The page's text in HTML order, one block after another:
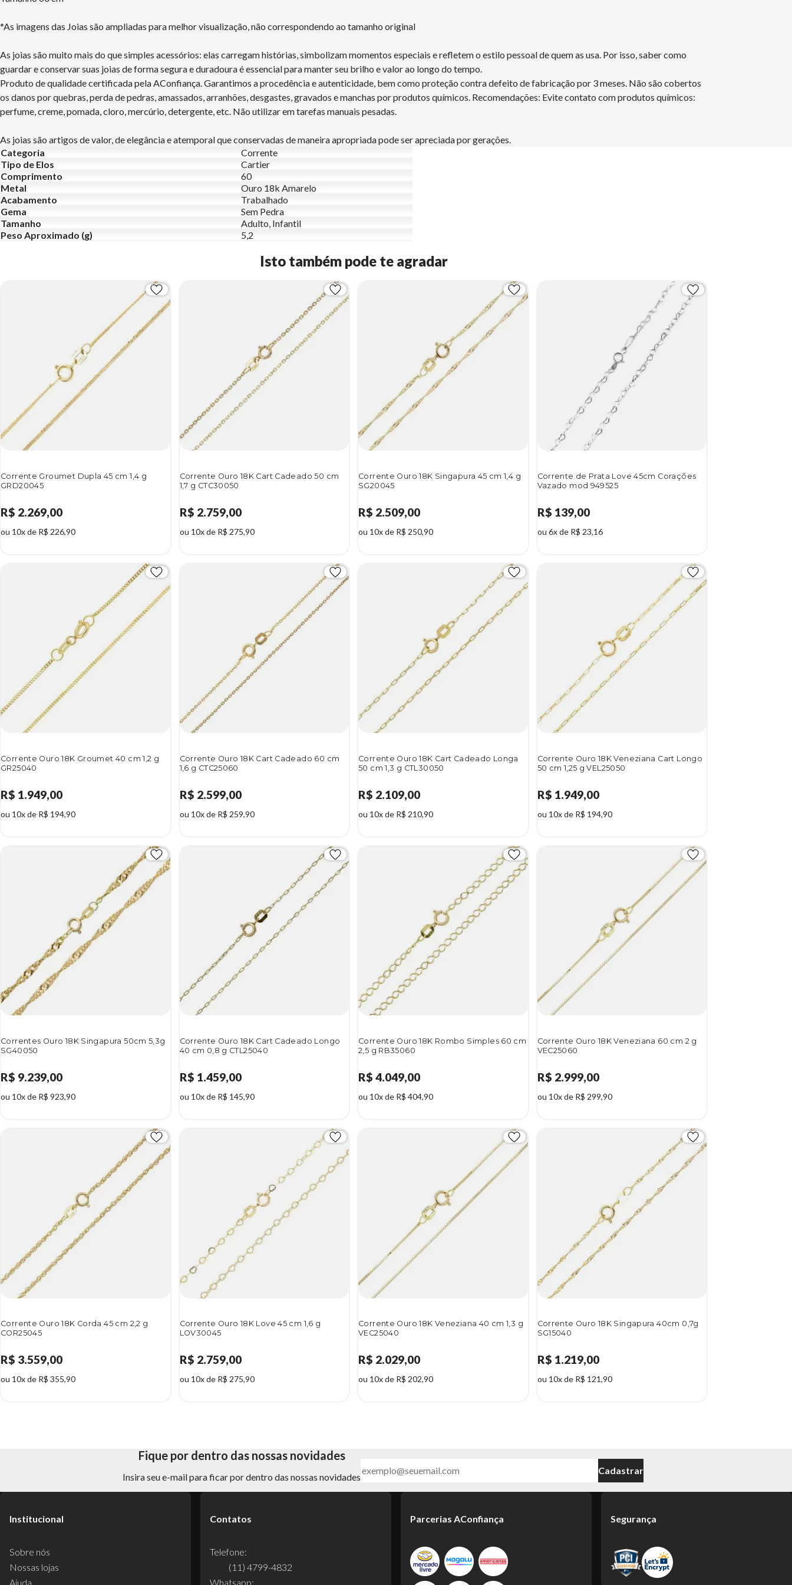
*As imagens das Joias são ampliadas para melhor visualização, não correspondendo ao tamanho original
As joias são muito mais do que simples acessórios: elas carregam histórias, simbolizam momentos especiais e refletem o estilo pessoal de quem as usa. Por isso, saber como
guardar e conservar suas joias de forma segura e duradoura é essencial para manter seu brilho e valor ao longo do tempo.
Produto de qualidade certificada pela AConfiança. Garantimos a procedência e autenticidade, bem como proteção contra defeito de fabricação por 3 meses. Não são cobertos
os danos por quebras, perda de pedras, amassados, arranhões, desgastes, gravados e manchas por produtos químicos. Recomendações: Evite contato com produtos químicos:
perfume, creme, pomada, cloro, mercúrio, detergente, etc. Não utilizar em tarefas manuais pesadas.
As joias são artigos de valor, de elegância e atemporal que conservadas de maneira apropriada pode ser apreciada por gerações.
Categoria
Corrente
Tipo de Elos
Cartier
Comprimento
60
Metal
Ouro 18k Amarelo
Acabamento
Trabalhado
Gema
Sem Pedra
Tamanho
Adulto, Infantil
Peso Aproximado (g)
5,2
Isto também pode te agradar
Corrente Groumet Dupla 45 cm 1,4 g
GRD20045
R$ 2.269,00
ou 10x de R$ 226,90
Corrente Ouro 18K Cart Cadeado 50 cm
1,7 g CTC30050
R$ 2.759,00
ou 10x de R$ 275,90
Corrente Ouro 18K Singapura 45 cm 1,4 g
SG20045
R$ 2.509,00
ou 10x de R$ 250,90
Corrente de Prata Love 45cm Corações
Vazado mod 949525
R$ 139,00
ou 6x de R$ 23,16
Corrente Ouro 18K Groumet 40 cm 1,2 g
GR25040
R$ 1.949,00
ou 10x de R$ 194,90
Corrente Ouro 18K Cart Cadeado 60 cm
1,6 g CTC25060
R$ 2.599,00
ou 10x de R$ 259,90
Corrente Ouro 18K Cart Cadeado Longa
50 cm 1,3 g CTL30050
R$ 2.109,00
ou 10x de R$ 210,90
Corrente Ouro 18K Veneziana Cart Longo
50 cm 1,25 g VEL25050
R$ 1.949,00
ou 10x de R$ 194,90
Correntes Ouro 18K Singapura 50cm 5,3g
SG40050
R$ 9.239,00
ou 10x de R$ 923,90
Corrente Ouro 18K Cart Cadeado Longo
40 cm 0,8 g CTL25040
R$ 1.459,00
ou 10x de R$ 145,90
Corrente Ouro 18K Rombo Simples 60 cm
2,5 g RB35060
R$ 4.049,00
ou 10x de R$ 404,90
Corrente Ouro 18K Veneziana 60 cm 2 g
VEC25060
R$ 2.999,00
ou 10x de R$ 299,90
Corrente Ouro 18K Corda 45 cm 2,2 g
COR25045
R$ 3.559,00
ou 10x de R$ 355,90
Corrente Ouro 18K Love 45 cm 1,6 g
LOV30045
R$ 2.759,00
ou 10x de R$ 275,90
Corrente Ouro 18K Veneziana 40 cm 1,3 g
VEC25040
R$ 2.029,00
ou 10x de R$ 202,90
Corrente Ouro 18K Singapura 40cm 0,7g
SG15040
R$ 1.219,00
ou 10x de R$ 121,90
Fique por dentro das nossas novidades
Insira seu e-mail para ficar por dentro das nossas novidades
Cadastrar
Institucional
Sobre nós
Nossas lojas
Ajuda
Contatos
Telefone:
(11) 4799-4832
Whatsapp:
Parcerias AConfiança Segurança